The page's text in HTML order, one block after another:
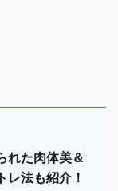
れた肉体美＆
レ法も紹介！